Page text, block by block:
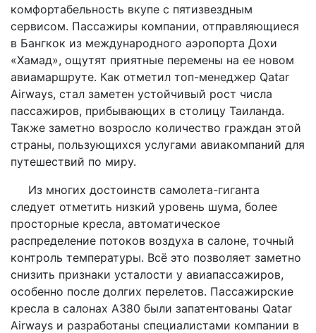
комфортабельность вкупе с пятизвездным
сервисом. Пассажиры компании, отправляющиеся
в Бангкок из международного аэропорта Дохи
«Хамад», ощутят приятные перемены на ее новом
авиамаршруте. Как отметил топ-менеджер Qatar
Airways, стал заметен устойчивый рост числа
пассажиров, прибывающих в столицу Таиланда.
Также заметно возросло количество граждан этой
страны, пользующихся услугами авиакомпаний для
путешествий по миру.
Из многих достоинств самолета-гиганта
следует отметить низкий уровень шума, более
просторные кресла, автоматическое
распределение потоков воздуха в салоне, точный
контроль температуры. Всё это позволяет заметно
снизить признаки усталости у авиапассажиров,
особенно после долгих перелетов. Пассажирские
кресла в салонах А380 были запатентованы Qatar
Airways и разработаны специалистами компании в